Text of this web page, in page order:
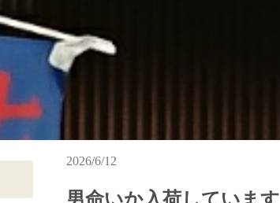
2026/6/12
男命いか入荷しています